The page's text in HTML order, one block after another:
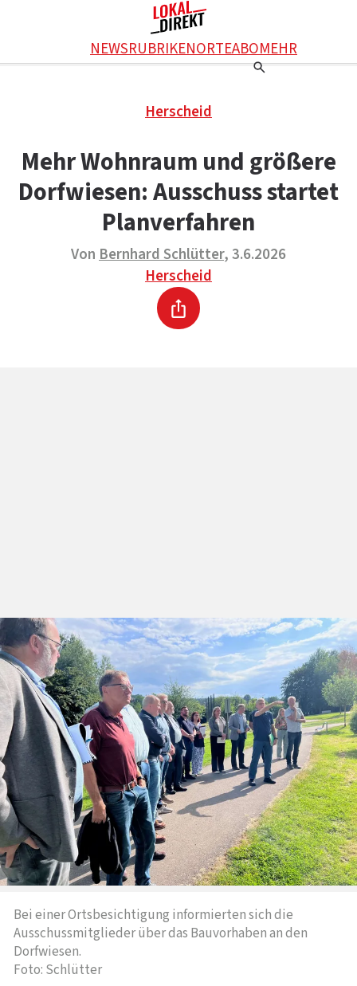
NEWSRUBRIKENORTEABOMEHR
Werbung schalten
Kontakt
Das Team
KONTAKT
DAS TEAM
ÜBER UNS
Herscheid
Mehr Wohnraum und größere
Dorfwiesen: Ausschuss startet
Planverfahren
VonBernhard Schlütter, 3.6.2026
Herscheid
Drucken
Bei einer Ortsbesichtigung informierten sich die
Ausschussmitglieder über das Bauvorhaben an den
Dorfwiesen.
Foto: Schlütter